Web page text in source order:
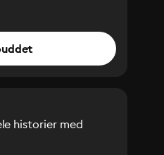
historier med